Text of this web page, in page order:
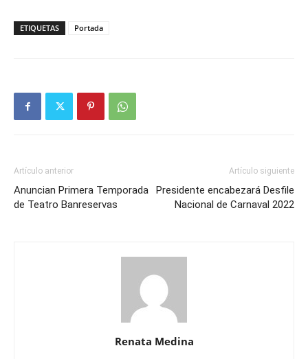
ETIQUETAS Portada
Artículo anterior
Anuncian Primera Temporada
de Teatro Banreservas
Artículo siguiente
Presidente encabezará Desfile
Nacional de Carnaval 2022
Renata Medina